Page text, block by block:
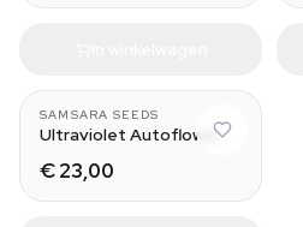
SAMSARA SEEDS
Ultraviolet Autoflower
€ 23,00